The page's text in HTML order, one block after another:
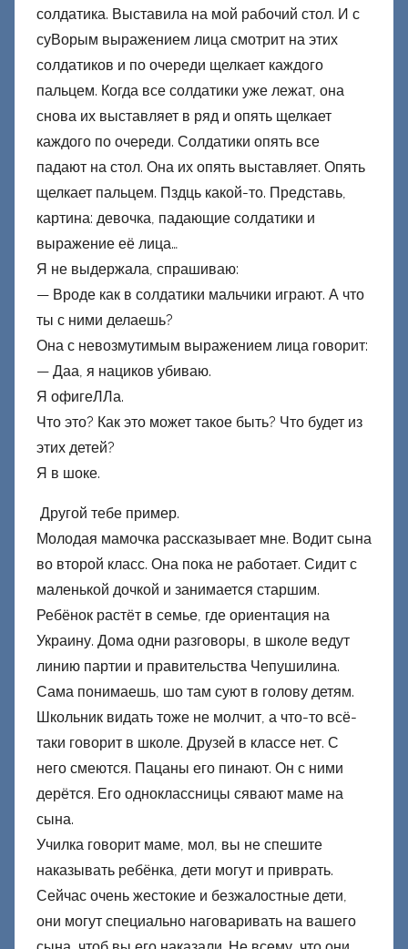
солдатика. Выставила на мой рабочий стол. И с
суВорым выражением лица смотрит на этих
солдатиков и по очереди щелкает каждого
пальцем. Когда все солдатики уже лежат, она
снова их выставляет в ряд и опять щелкает
каждого по очереди. Солдатики опять все
падают на стол. Она их опять выставляет. Опять
щелкает пальцем. Пздць какой-то. Представь,
картина: девочка, падающие солдатики и
выражение её лица…
Я не выдержала, спрашиваю:
— Вроде как в солдатики мальчики играют. А что
ты с ними делаешь?
Она с невозмутимым выражением лица говорит:
— Даа, я нациков убиваю.
Я офигеЛЛа.
Что это? Как это может такое быть? Что будет из
этих детей?
Я в шоке.
Другой тебе пример.
Молодая мамочка рассказывает мне. Водит сына
во второй класс. Она пока не работает. Сидит с
маленькой дочкой и занимается старшим.
Ребёнок растёт в семье, где ориентация на
Украину. Дома одни разговоры, в школе ведут
линию партии и правительства Чепушилина.
Сама понимаешь, шо там суют в голову детям.
Школьник видать тоже не молчит, а что-то всё-
таки говорит в школе. Друзей в классе нет. С
него смеются. Пацаны его пинают. Он с ними
дерётся. Его одноклассницы сявают маме на
сына.
Училка говорит маме, мол, вы не спешите
наказывать ребёнка, дети могут и приврать.
Сейчас очень жестокие и безжалостные дети,
они могут специально наговаривать на вашего